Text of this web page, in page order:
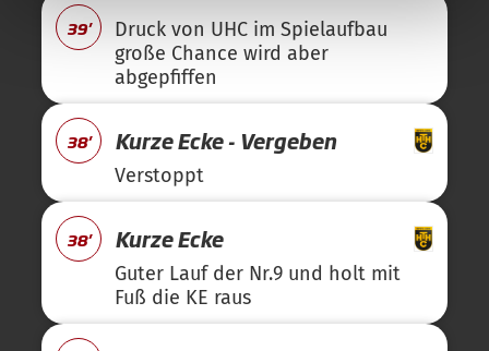
39'
Druck von UHC im Spielaufbau
große Chance wird aber
abgepfiffen
38' Kurze Ecke - Vergeben
Verstoppt
38' Kurze Ecke
Guter Lauf der Nr.9 und holt mit
Fuß die KE raus